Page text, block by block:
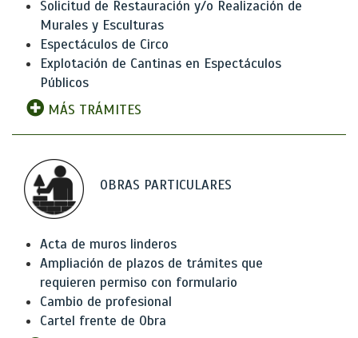
Solicitud de Restauración y/o Realización de
Murales y Esculturas
Espectáculos de Circo
Explotación de Cantinas en Espectáculos
Públicos
MÁS TRÁMITES
OBRAS PARTICULARES
Acta de muros linderos
Ampliación de plazos de trámites que
requieren permiso con formulario
Cambio de profesional
Cartel frente de Obra